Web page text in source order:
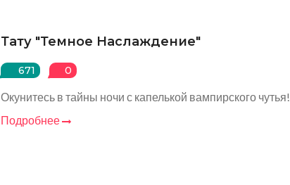
Тату "Темное Наслаждение"
671 0
Окунитесь в тайны ночи с капелькой вампирского чутья!
Подробнее